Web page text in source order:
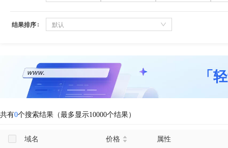
结果排序 默认
「
共有0个搜索结果（最多显示10000个结果）
域名 价格 属性